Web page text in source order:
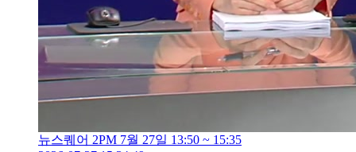
뉴스퀘어 2PM 7월 27일 13:50 ~ 15:35